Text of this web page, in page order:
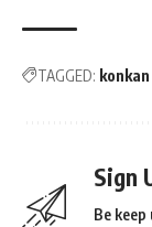
TAGGED:
Sign
Be